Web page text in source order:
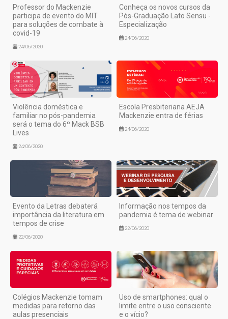
Professor do Mackenzie
participa de evento do MIT
para soluções de combate à
covid-19
24/06/2020
Conheça os novos cursos da
Pós-Graduação Lato Sensu -
Especialização
24/06/2020
Violência doméstica e
familiar no pós-pandemia
será o tema do 6º Mack BSB
Lives
24/06/2020
Escola Presbiteriana AEJA
Mackenzie entra de férias
24/06/2020
Evento da Letras debaterá
importância da literatura em
tempos de crise
22/06/2020
Informação nos tempos da
pandemia é tema de webinar
22/06/2020
Colégios Mackenzie tomam
medidas para retorno das
aulas presenciais
Uso de smartphones: qual o
limite entre o uso consciente
e o vício?